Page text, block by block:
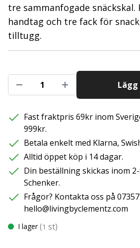
tre sammanfogade snäckskal.
handtag och tre fack för
tilltugg.
Fast fraktpris 69kr inom
999kr.
Betala enkelt med Klarna,
Alltid öppet köp i 14 dagar.
Din beställning skickas inom
Schenker.
Frågor? Kontakta oss på
hello@livingbyclementz.com
I lager (1 st)